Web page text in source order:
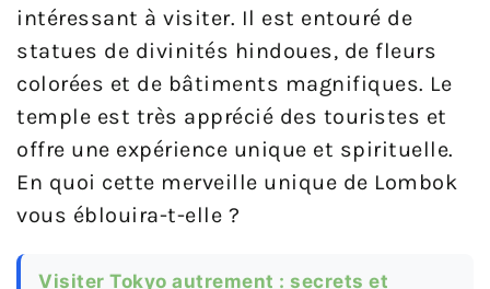
intéressant à visiter. Il est entouré de
statues de divinités hindoues, de fleurs
colorées et de bâtiments magnifiques. Le
temple est très apprécié des touristes et
offre une expérience unique et spirituelle.
En quoi cette merveille unique de Lombok
vous éblouira-t-elle ?
Visiter Tokyo autrement : secrets et